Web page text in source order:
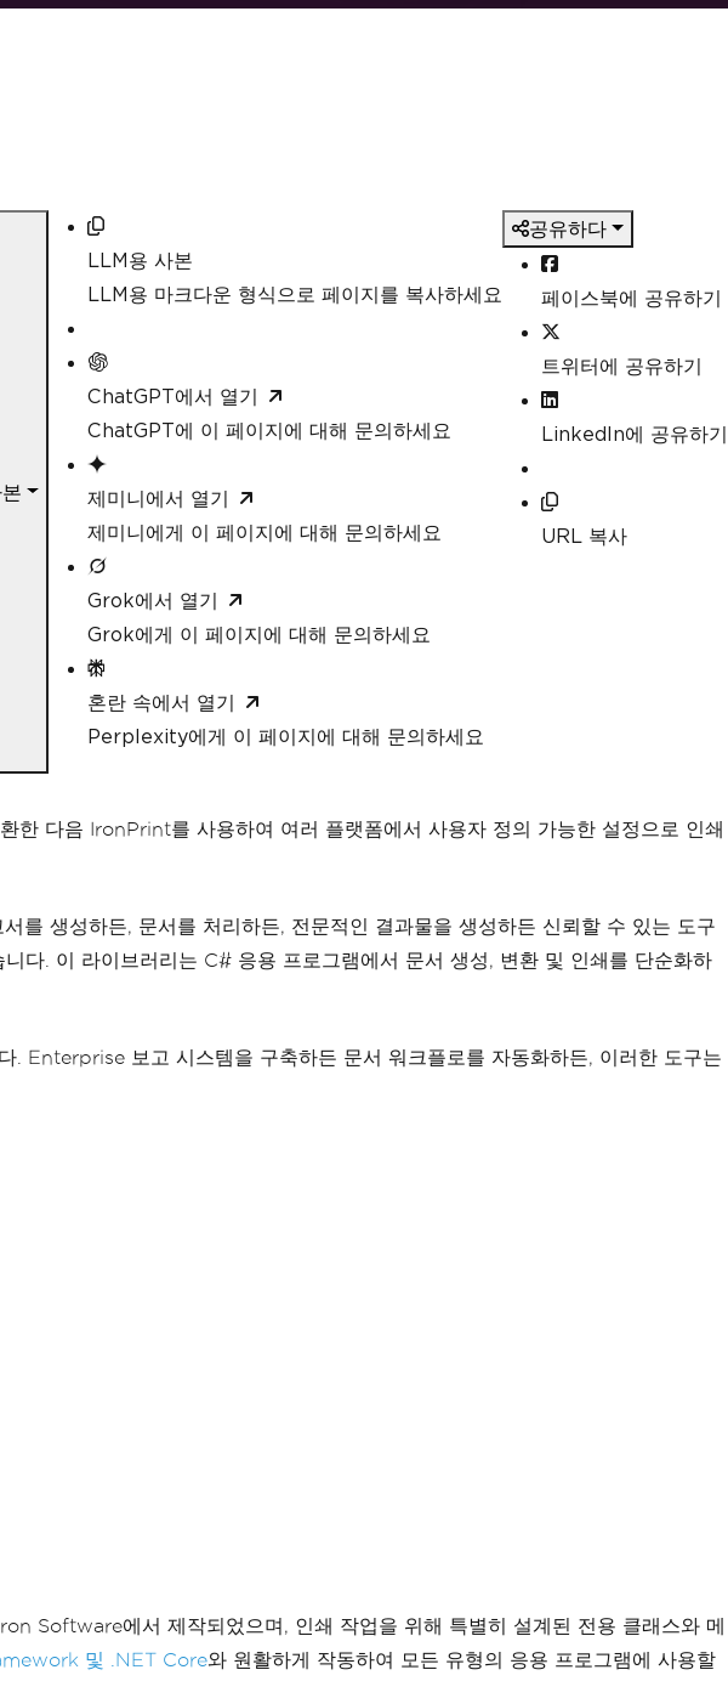
LLM용 사본
LLM용 마크다운 형식으로 페이지를 복사하세요
ChatGPT에서 열기
ChatGPT에 이 페이지에 대해 문의하세요
제미니에서 열기
제미니에게 이 페이지에 대해 문의하세요
Grok에서 열기
Grok에게 이 페이지에 대해 문의하세요
혼란 속에서 열기
Perplexity에게 이 페이지에 대해 문의하세요
공유하다
페이스북에 공유하기
트위터에 공유하기
LinkedIn에 공유하기
URL 복사
다음 IronPrint를 사용하여 여러 플랫폼에서 사용자 정의 가능한 설정으로 인쇄
생성하든, 문서를 처리하든, 전문적인 결과물을 생성하든 신뢰할 수 있는 도구
니다. 이 라이브러리는 C# 응용 프로그램에서 문서 생성, 변환 및 인쇄를 단순화하
보고 시스템을 구축하든 문서 워크플로를 자동화하든, 이러한 도구는
Software에서 제작되었으며, 인쇄 작업을 위해 특별히 설계된 전용 클래스와 메
및 .NET Core와 원활하게 작동하여 모든 유형의 응용 프로그램에 사용할